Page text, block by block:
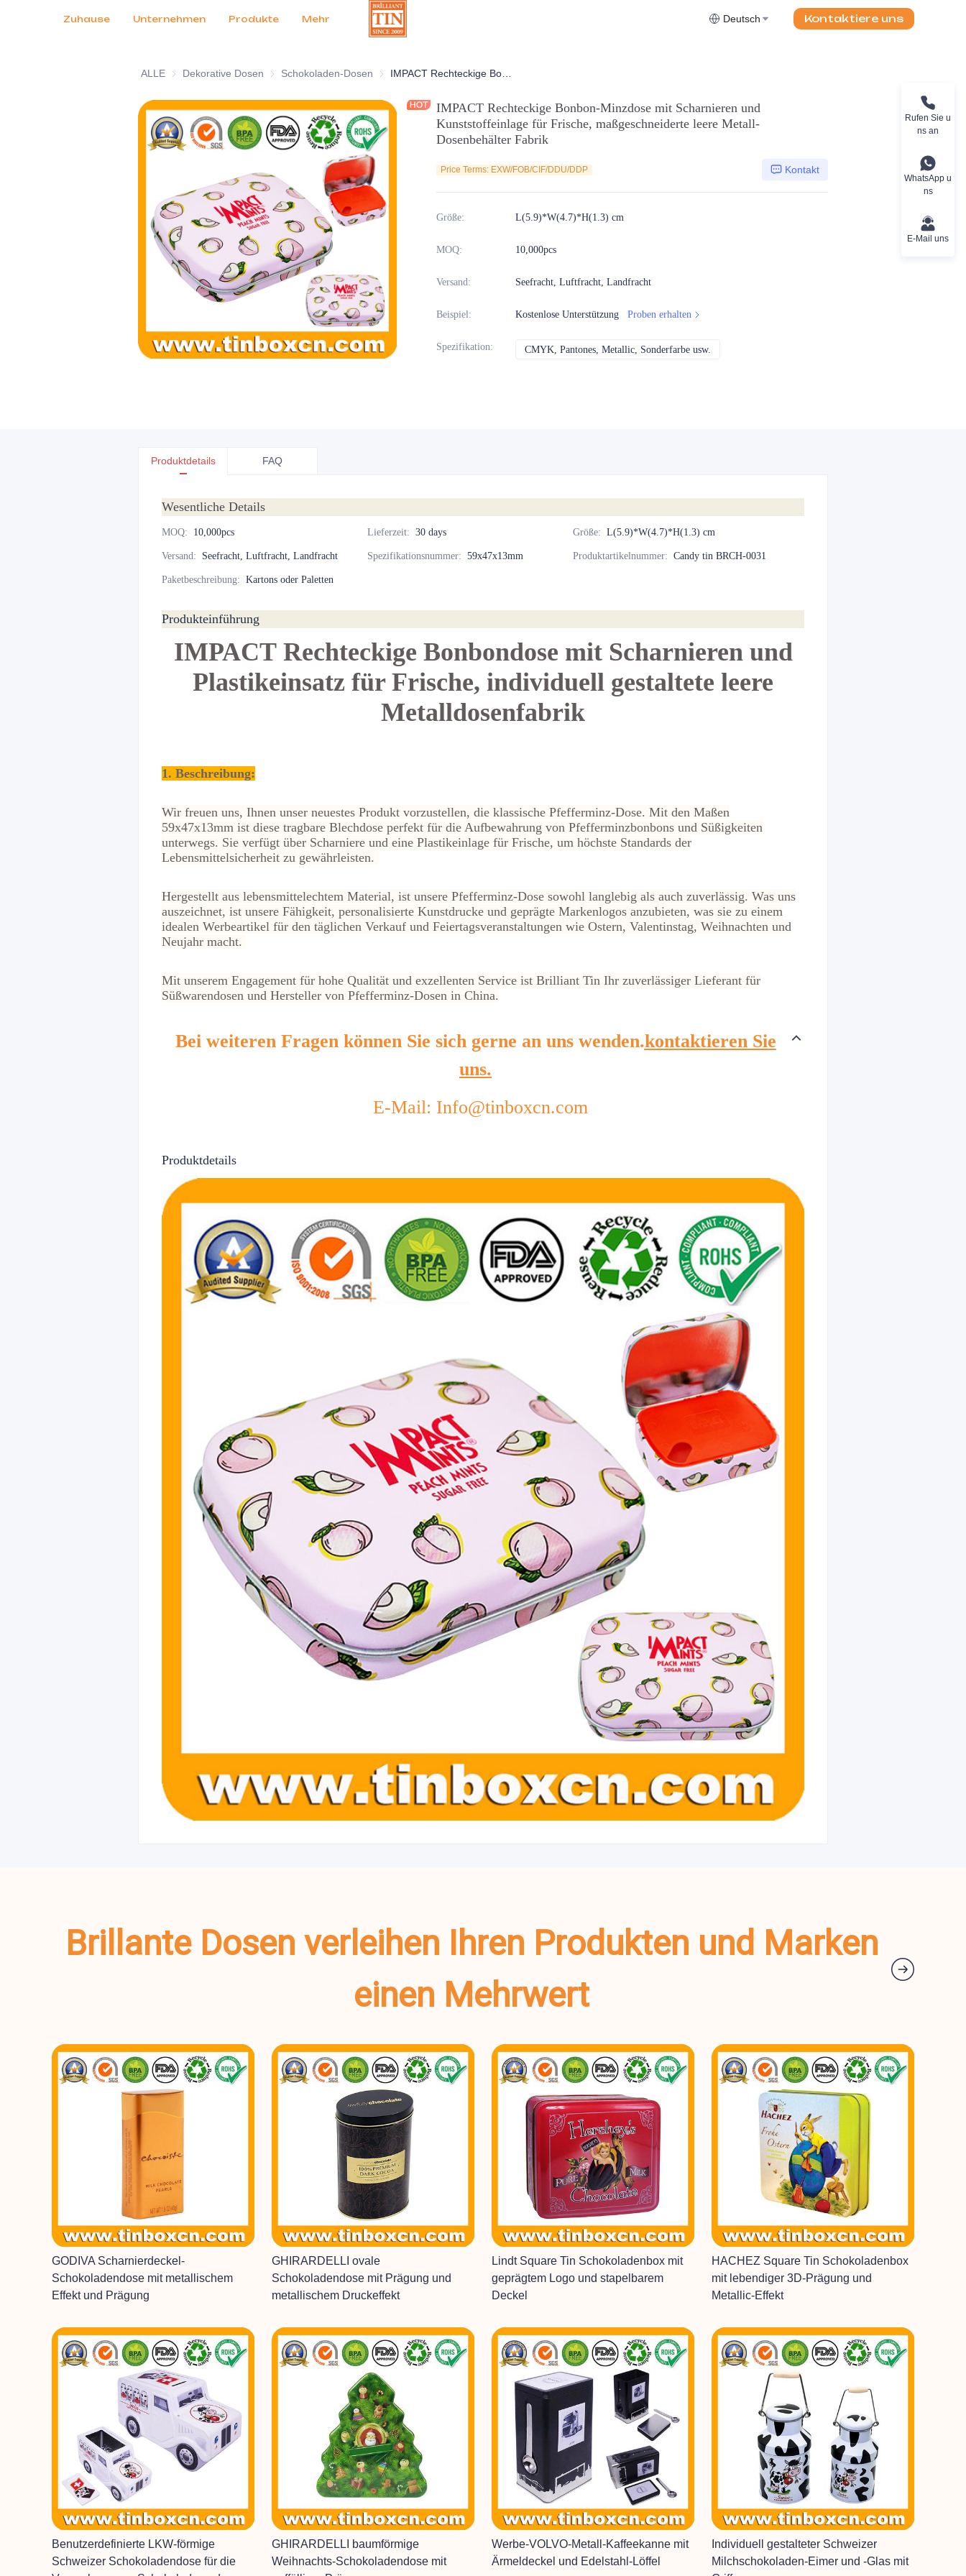
Zuhause Unternehmen Produkte
Kundendienst
Messen 2026
Zertifikate
Nachrichten
Produkte Mehr Deutsch Kontaktiere uns
ALLE Dekorative Dosen Dekorative Dosen
Schokoladen-Dosen Schokoladen-Dosen
IMPACT Rechteckige Bonbon-Minzdose mit Scharnieren und
Kunststoffeinlage für Frische, maßgeschneiderte leere Metall-
Dosenbehälter Fabrik
Price Terms: EXW/FOB/CIF/DDU/DDP Kontakt
Größe: L(5.9)*W(4.7)*H(1.3) cm
MOQ: 10,000pcs
Versand: Seefracht, Luftfracht, Landfracht
Beispiel: Kostenlose Unterstützung Proben erhalten
Spezifikation: CMYK, Pantones, Metallic, Sonderfarbe usw.
Produktdetails FAQ
Wesentliche Details
MOQ: 10,000pcs Lieferzeit: 30 days Größe: L(5.9)*W(4.7)*H(1.3) cm
Versand: Seefracht, Luftfracht, Landfracht Spezifikationsnummer: 59x47x13mm Produktartikelnummer: Candy tin BRCH-0031
Paketbeschreibung: Kartons oder Paletten
Produkteinführung
IMPACT Rechteckige Bonbondose mit Scharnieren und
Plastikeinsatz für Frische, individuell gestaltete leere
Metalldosenfabrik
1. Beschreibung:
Wir freuen uns, Ihnen unser neuestes Produkt vorzustellen, die klassische Pfefferminz-Dose. Mit den Maßen
59x47x13mm ist diese tragbare Blechdose perfekt für die Aufbewahrung von Pfefferminzbonbons und Süßigkeiten
unterwegs. Sie verfügt über Scharniere und eine Plastikeinlage für Frische, um höchste Standards der
Lebensmittelsicherheit zu gewährleisten.
Hergestellt aus lebensmittelechtem Material, ist unsere Pfefferminz-Dose sowohl langlebig als auch zuverlässig. Was uns
auszeichnet, ist unsere Fähigkeit, personalisierte Kunstdrucke und geprägte Markenlogos anzubieten, was sie zu einem
idealen Werbeartikel für den täglichen Verkauf und Feiertagsveranstaltungen wie Ostern, Valentinstag, Weihnachten und
Neujahr macht.
Mit unserem Engagement für hohe Qualität und exzellenten Service ist Brilliant Tin Ihr zuverlässiger Lieferant für
Süßwarendosen und Hersteller von Pfefferminz-Dosen in China.
Bei weiteren Fragen können Sie sich gerne an uns wenden.kontaktieren Sie
uns.
E-Mail: Info@tinboxcn.com
Produktdetails
Brillante Dosen verleihen Ihren Produkten und Marken
einen Mehrwert
GODIVA Scharnierdeckel-
Schokoladendose mit metallischem
Effekt und Prägung
GHIRARDELLI ovale
Schokoladendose mit Prägung und
metallischem Druckeffekt
Lindt Square Tin Schokoladenbox mit
geprägtem Logo und stapelbarem
Deckel
HACHEZ Square Tin Schokoladenbox
mit lebendiger 3D-Prägung und
Metallic-Effekt
Benutzerdefinierte LKW-förmige
Schweizer Schokoladendose für die
GHIRARDELLI baumförmige
Weihnachts-Schokoladendose mit
Werbe-VOLVO-Metall-Kaffeekanne mit
Ärmeldeckel und Edelstahl-Löffel
Individuell gestalteter Schweizer
Milchschokoladen-Eimer und -Glas mit
Rufen Sie u
ns an
WhatsApp u
ns
E-Mail uns